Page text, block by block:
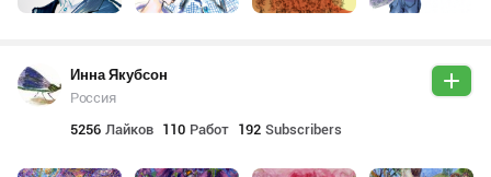
Инна Якубсон
Россия
5256 Лайков 110 Работ 192 Subscribers